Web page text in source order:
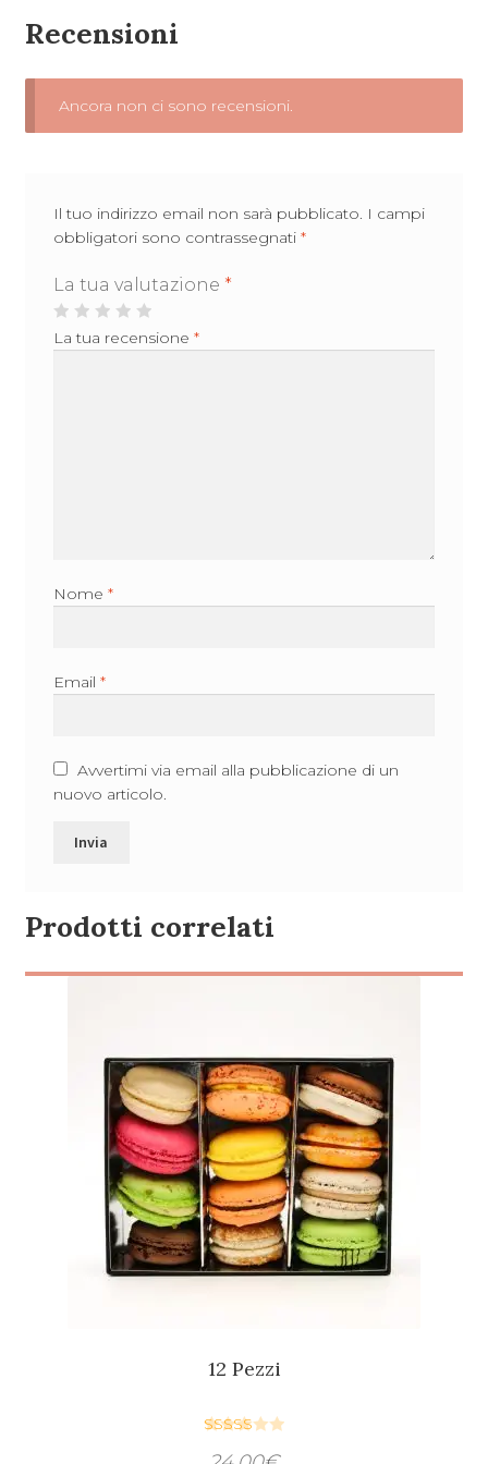
Recensioni
Ancora non ci sono recensioni.
Il tuo indirizzo email non sarà pubblicato. I campi
obbligatori sono contrassegnati *
La tua valutazione *
La tua recensione *
Nome *
Email *
Avvertimi via email alla pubblicazione di un
nuovo articolo.
Prodotti correlati
12 Pezzi